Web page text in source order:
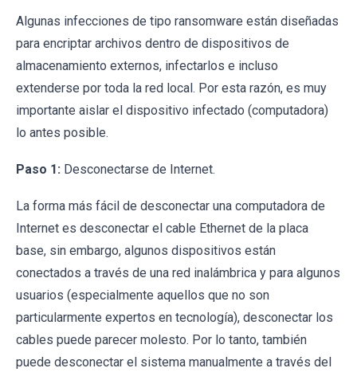
Algunas infecciones de tipo ransomware están diseñadas
para encriptar archivos dentro de dispositivos de
almacenamiento externos, infectarlos e incluso
extenderse por toda la red local. Por esta razón, es muy
importante aislar el dispositivo infectado (computadora)
lo antes posible.
Paso 1: Desconectarse de Internet.
La forma más fácil de desconectar una computadora de
Internet es desconectar el cable Ethernet de la placa
base, sin embargo, algunos dispositivos están
conectados a través de una red inalámbrica y para algunos
usuarios (especialmente aquellos que no son
particularmente expertos en tecnología), desconectar los
cables puede parecer molesto. Por lo tanto, también
puede desconectar el sistema manualmente a través del